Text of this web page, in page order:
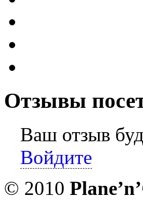
Отзывы
Ваш отзыв
Войдите
© 2010